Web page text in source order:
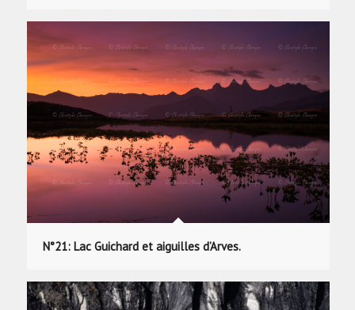
N°21: Lac Guichard et aiguilles d’Arves.